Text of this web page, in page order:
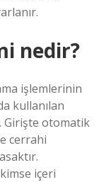
nedir?
işlemlerinin
kullanılan
Girişte otomatik
cerrahi
içeri